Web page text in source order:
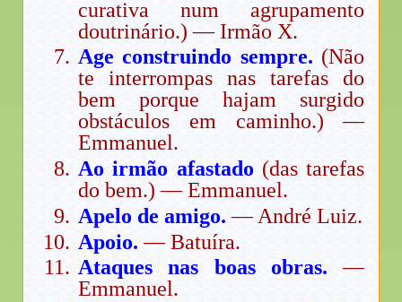
curativa num agrupamento
doutrinário.) — Irmão X.
Age construindo sempre. (Não
te interrompas nas tarefas do
bem porque hajam surgido
obstáculos em caminho.) —
Emmanuel.
Ao irmão afastado(das tarefas
do bem.) — Emmanuel.
Apelo de amigo. — André Luiz.
Apoio. — Batuíra.
Ataques nas boas obras. —
Emmanuel.